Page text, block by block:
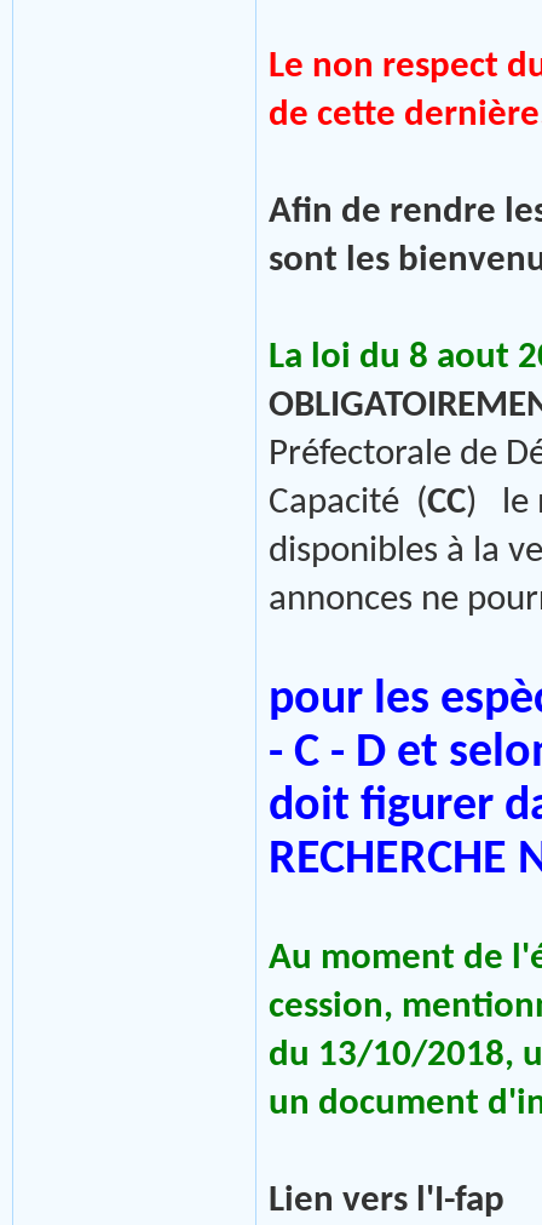
Le non respect
de cette
Afin de rendre
sont les
La loi du 8 aout
Préfectorale de
Capacité (CC) le
disponibles à la
annonces ne
pour les
- C - D et
doit figurer
RECHERCHE
Au moment de
cession,
du 13/10/2018,
un document
Lien vers l'I-fap